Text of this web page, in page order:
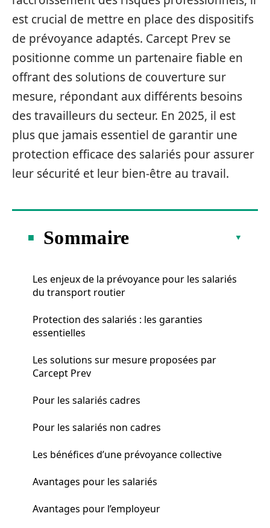
est crucial de mettre en place des dispositifs
de prévoyance adaptés. Carcept Prev se
positionne comme un partenaire fiable en
offrant des solutions de couverture sur
mesure, répondant aux différents besoins
des travailleurs du secteur. En 2025, il est
plus que jamais essentiel de garantir une
protection efficace des salariés pour assurer
leur sécurité et leur bien-être au travail.
Sommaire
Les enjeux de la prévoyance pour les salariés
du transport routier
Protection des salariés : les garanties
essentielles
Les solutions sur mesure proposées par
Carcept Prev
Pour les salariés cadres
Pour les salariés non cadres
Les bénéfices d’une prévoyance collective
Avantages pour les salariés
Avantages pour l’employeur